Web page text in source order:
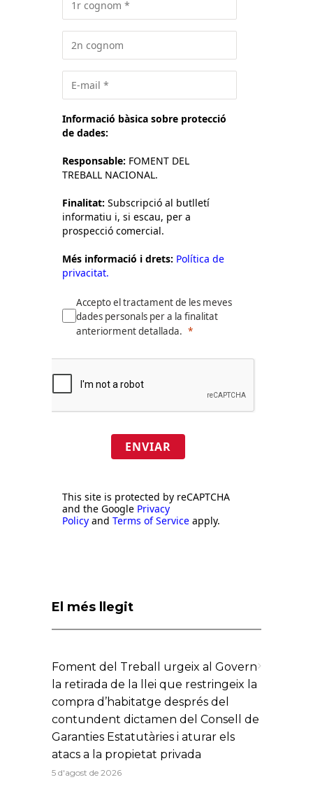
Informació bàsica sobre protecció
de dades:
Responsable: FOMENT DEL
TREBALL NACIONAL.
Finalitat: Subscripció al butlletí
informatiu i, si escau, per a
prospecció comercial.
Més informació i drets: Política de
privacitat.
Accepto el tractament de les meves
dades personals per a la finalitat
anteriorment detallada.
ENVIAR
This site is protected by reCAPTCHA
and the Google Privacy
Policy and Terms of Service apply.
El més llegit
Foment del Treball urgeix al Govern
la retirada de la llei que restringeix la
compra d’habitatge després del
contundent dictamen del Consell de
Garanties Estatutàries i aturar els
atacs a la propietat privada
5 d'agost de 2026